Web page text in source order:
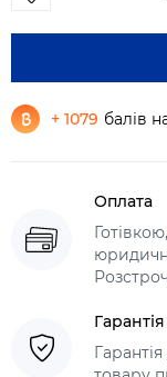
+ 1079 балів
Оплата
Гарантія